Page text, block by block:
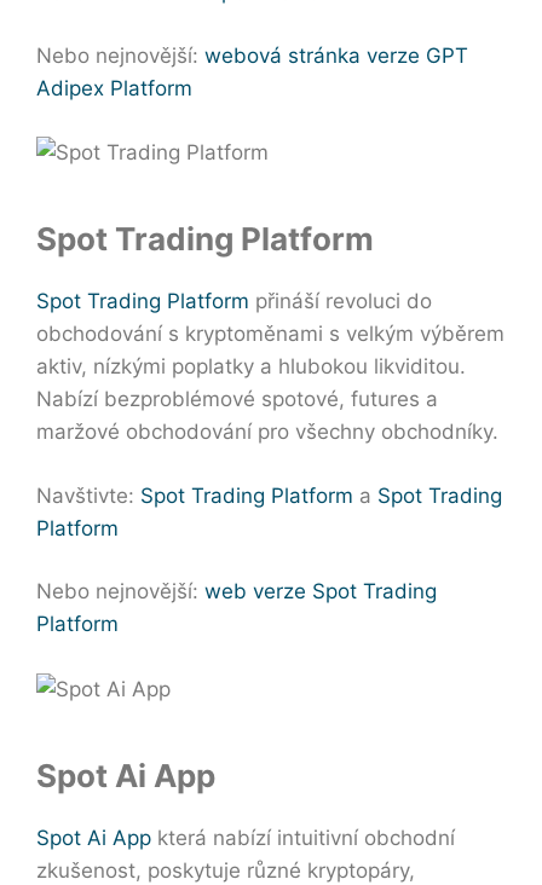
Nebo nejnovější: webová stránka verze GPT
Adipex Platform
Spot Trading Platform
Spot Trading Platform přináší revoluci do
obchodování s kryptoměnami s velkým výběrem
aktiv, nízkými poplatky a hlubokou likviditou.
Nabízí bezproblémové spotové, futures a
maržové obchodování pro všechny obchodníky.
Navštivte: Spot Trading Platform a Spot Trading
Platform
Nebo nejnovější: web verze Spot Trading
Platform
Spot Ai App
Spot Ai App která nabízí intuitivní obchodní
zkušenost, poskytuje různé kryptopáry,